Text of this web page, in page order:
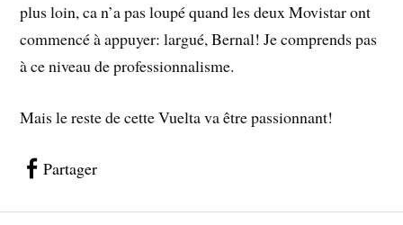
plus loin, ca n’a pas loupé quand les deux Movistar ont
commencé à appuyer: largué, Bernal! Je comprends pas
à ce niveau de professionnalisme.
Mais le reste de cette Vuelta va être passionnant!
Partager